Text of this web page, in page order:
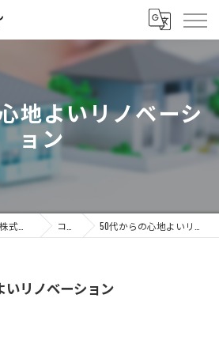
地よいリノベーシ
ョン
コラム 50代からの心地よいリノベーション
いリノベーション